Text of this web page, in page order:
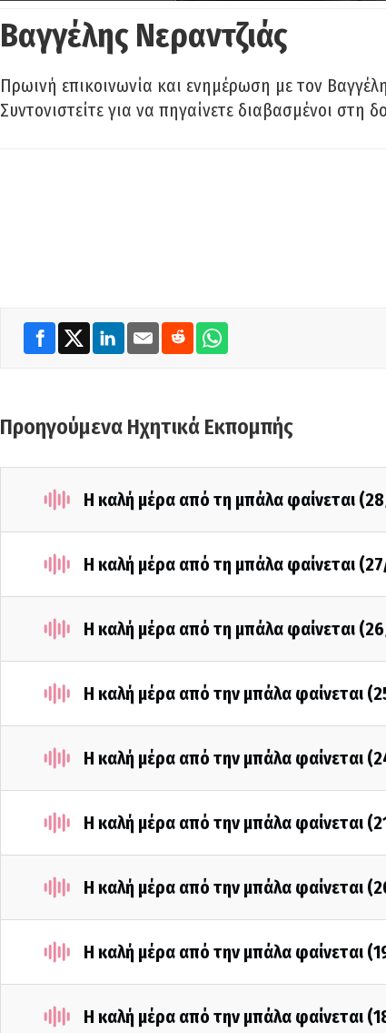
Βαγγέλης Νεραντζιάς
Πρωινή επικοινωνία και ενημέρωση με τον
Συντονιστείτε για να πηγαίνετε διαβασμένοι στη
Προηγούμενα Ηχητικά Εκπομπής
Η καλή μέρα από τη μπάλα φαίνεται
Η καλή μέρα από τη μπάλα φαίνεται
Η καλή μέρα από τη μπάλα φαίνεται
Η καλή μέρα από την μπάλα φαίνεται
Η καλή μέρα από την μπάλα φαίνεται
Η καλή μέρα από την μπάλα φαίνεται
Η καλή μέρα από την μπάλα φαίνεται
Η καλή μέρα από την μπάλα φαίνεται
Η καλή μέρα από την μπάλα φαίνεται